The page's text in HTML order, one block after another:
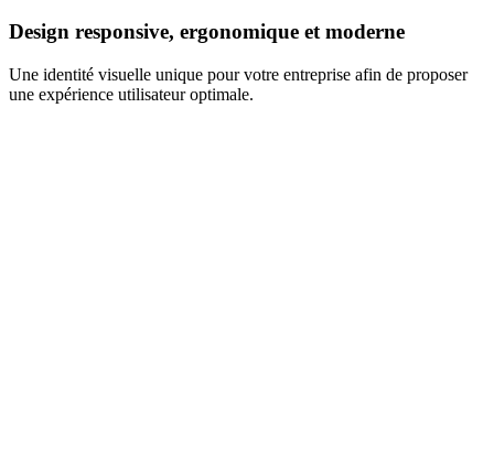
Design responsive, ergonomique et moderne
Une identité visuelle unique pour votre entreprise afin de proposer
une expérience utilisateur optimale.